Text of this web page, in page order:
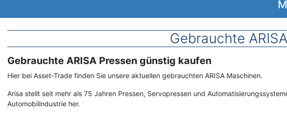
Gebrauchte
Term
Gebrauchte ARISA Pressen günstig kaufen
Hier bei Asset-Trade finden Sie unsere aktuellen gebrauchten ARISA Maschinen.
Arisa stellt seit mehr als 75 Jahren Pressen, Servopressen und
Automobilindustrie her.